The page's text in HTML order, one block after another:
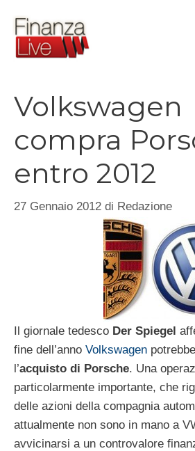
contenuto
Volkswagen
compra
entro 2012
27 Gennaio 2012 di Redazione
Il giornale tedesco Der Spiegel
fine dell’anno Volkswagen
l’acquisto di Porsche. Una
particolarmente importante, che
delle azioni della compagnia
attualmente non sono in mano a
avvicinarsi a un controvalore